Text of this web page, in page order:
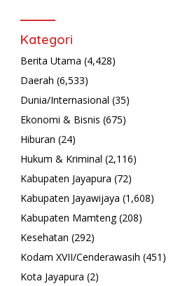
Kategori
Berita Utama (4,428)
Daerah (6,533)
Dunia/Internasional (35)
Ekonomi & Bisnis (675)
Hiburan (24)
Hukum & Kriminal (2,116)
Kabupaten Jayapura (72)
Kabupaten Jayawijaya (1,608)
Kabupaten Mamteng(208)
Kesehatan (292)
Kodam XVII/Cenderawasih (451)
Kota Jayapura (2)